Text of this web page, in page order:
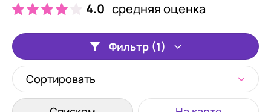
4.0 средняя оценка
Фильтр (1)
Сортировать